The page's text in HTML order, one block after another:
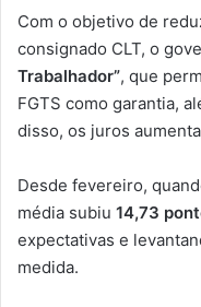
Com o objetivo de
consignado CLT, o
Trabalhador”, que
FGTS como garantia,
disso, os juros
Desde fevereiro,
média subiu 14,73
expectativas e
medida.